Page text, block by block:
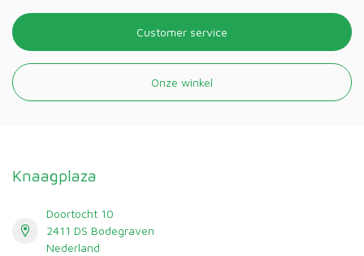
Customer service
Onze winkel
Knaagplaza
Doortocht 10
2411 DS Bodegraven
Nederland